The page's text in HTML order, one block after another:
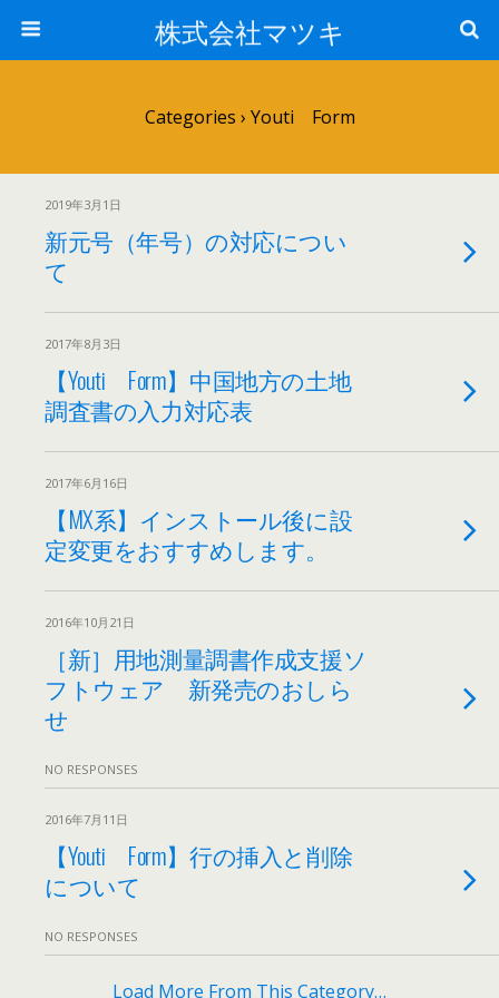
株式会社マツキ
Categories › Youti Form
2019年3月1日
新元号（年号）の対応につい
て
2017年8月3日
【Youti Form】中国地方の土地
調査書の入力対応表
2017年6月16日
【MX系】インストール後に設
定変更をおすすめします。
2016年10月21日
［新］用地測量調書作成支援ソ
フトウェア 新発売のおしら
せ
NO RESPONSES
2016年7月11日
【Youti Form】行の挿入と削除
について
NO RESPONSES
Load More From This Category…